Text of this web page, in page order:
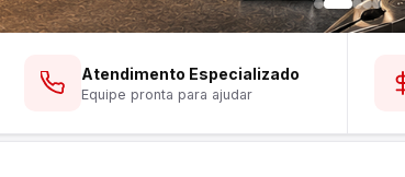
Atendimento Especializado
Equipe pronta para ajudar